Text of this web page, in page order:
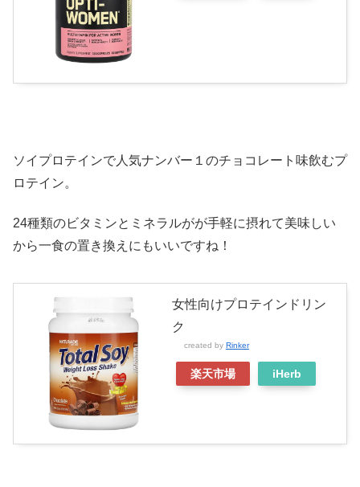
ソイプロテインで人気ナンバー１のチョコレート味飲むプ
ロテイン。
24種類のビタミンとミネラルがが手軽に摂れて美味しい
から一食の置き換えにもいいですね！
女性向けプロテインドリン
ク
created by Rinker
楽天市場 iHerb